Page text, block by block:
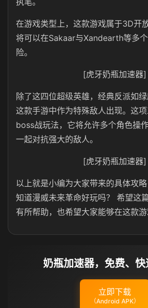
在游戏类型上，这款游戏属于3D开
将可以在Sakaar与Xandearth等多
险。
[虎牙奶瓶加速器]
除了这四位超级英雄，经典反派如
这款手游中作为特殊敌人出现。这
boss战玩法，它将允许多个角色操
一起对抗强大的敌人。
[虎牙奶瓶加速器]
以上就是小编为大家带来的具体攻
知道漫威未来革命好玩吗？ 希望这
有所帮助，也希望大家能够在这款游
奶瓶加速器，免费、
立即下载
（Android APK）